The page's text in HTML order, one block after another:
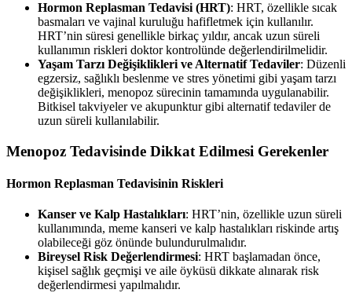
Hormon Replasman Tedavisi (HRT): HRT, özellikle sıcak
basmaları ve vajinal kuruluğu hafifletmek için kullanılır.
HRT’nin süresi genellikle birkaç yıldır, ancak uzun süreli
kullanımın riskleri doktor kontrolünde değerlendirilmelidir.
Yaşam Tarzı Değişiklikleri ve Alternatif Tedaviler: Düzenli
egzersiz, sağlıklı beslenme ve stres yönetimi gibi yaşam tarzı
değişiklikleri, menopoz sürecinin tamamında uygulanabilir.
Bitkisel takviyeler ve akupunktur gibi alternatif tedaviler de
uzun süreli kullanılabilir.
Menopoz Tedavisinde Dikkat Edilmesi Gerekenler
Hormon Replasman Tedavisinin Riskleri
Kanser ve Kalp Hastalıkları: HRT’nin, özellikle uzun süreli
kullanımında, meme kanseri ve kalp hastalıkları riskinde artış
olabileceği göz önünde bulundurulmalıdır.
Bireysel Risk Değerlendirmesi: HRT başlamadan önce,
kişisel sağlık geçmişi ve aile öyküsü dikkate alınarak risk
değerlendirmesi yapılmalıdır.